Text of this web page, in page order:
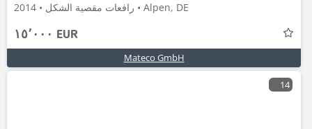
رافعات مقصية الشكل • 2014 • Alpen, DE
١٥٬٠٠٠ EUR
Mateco GmbH
14